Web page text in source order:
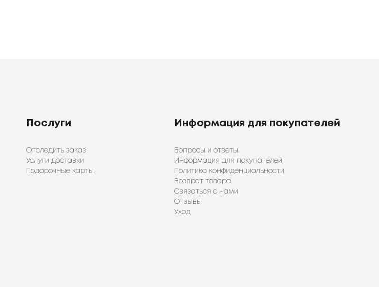
Послуги
Отследить заказ
Услуги доставки
Подарочные карты
Информация для покупателей
Вопросы и ответы
Информация для покупателей
Политика конфиденциальности
Возврат товара
Связаться с нами
Отзывы
Уход